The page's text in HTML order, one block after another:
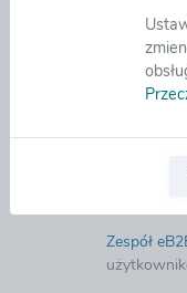
w module
możemy
pozwala
Zespół